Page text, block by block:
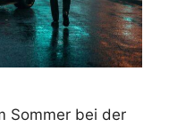
Sommer bei der